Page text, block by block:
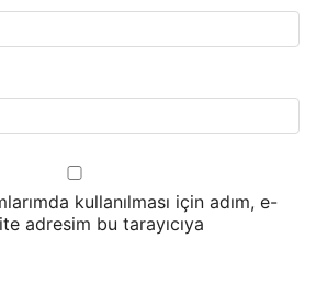
kullanılması için adım, e-
adresim bu tarayıcıya